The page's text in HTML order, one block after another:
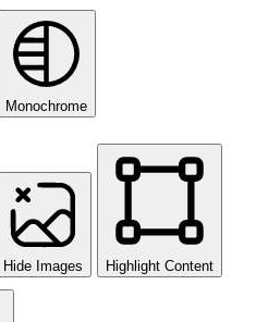
Monochrome
Hide Images Highlight Content